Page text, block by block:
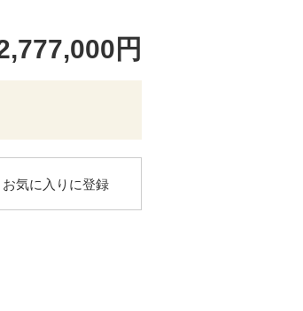
円
お気に入りに登録